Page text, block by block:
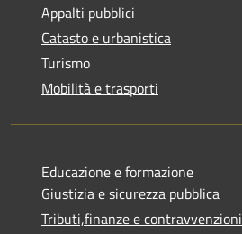
Appalti pubblici
Catasto e urbanistica
Turismo
Mobilità e trasporti
Educazione e formazione
Giustizia e sicurezza pubblica
Tributi,finanze e contravvenzioni